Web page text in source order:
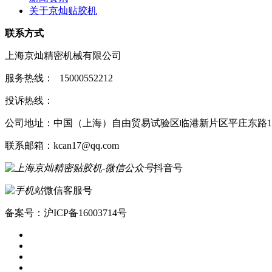
关于京灿贴胶机
联系方式
上海京灿精密机械有限公司
服务热线： 15000552212
投诉热线：
公司地址：中国（上海）自由贸易试验区临港新片区平庄东路
联系邮箱：kcan17@qq.com
抖音号
微信客服号
备案号：沪ICP备16003714号